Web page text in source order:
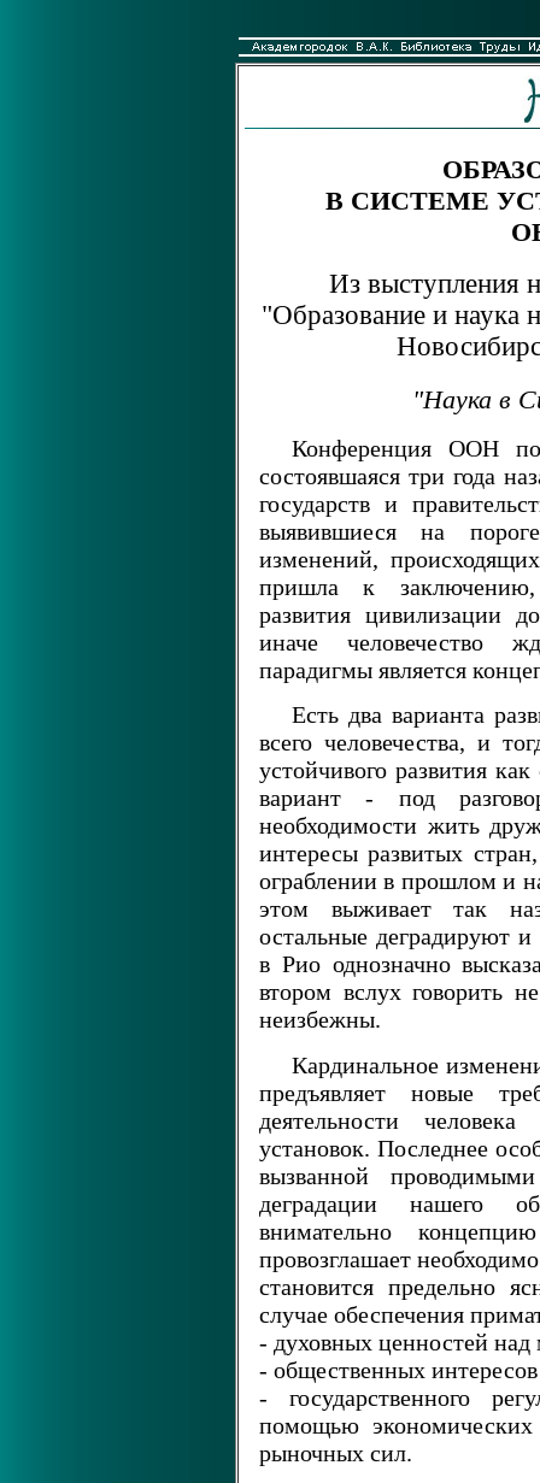
В СИСТЕМЕ
Из выступления
"Образование и наука
"Наука в
Конференция ООН
состоявшаяся три года
государств и
выявившиеся на
изменений,
пришла к заключению,
развития цивилизации
иначе человечество
парадигмы является
Есть два варианта
всего человечества, и
устойчивого развития
вариант - под
необходимости жить
интересы развитых
ограблении в прошлом и
этом выживает так
остальные деградируют
в Рио однозначно
втором вслух говорить
неизбежны.
Кардинальное
предъявляет новые
деятельности
установок. Последнее
вызванной
деградации нашего
внимательно
провозглашает
становится предельно
случае обеспечения
- духовных ценностей
- общественных
- государственного
помощью
рыночных сил.